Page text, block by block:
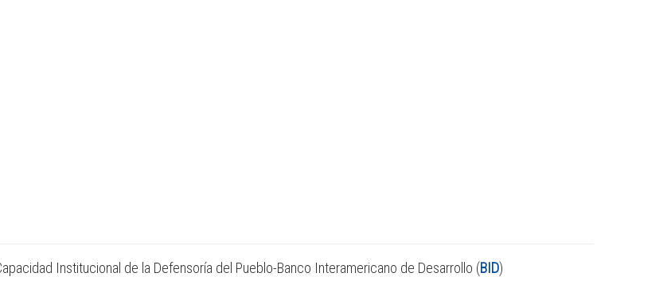
Institucional de la Defensoría del Pueblo-Banco Interamericano de Desarrollo (BID)